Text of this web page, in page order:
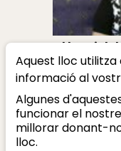
El barri
malgrat
Alegria
Aquest lloc
informació al
Algunes
funcionar el
millorar donant-
lloc.